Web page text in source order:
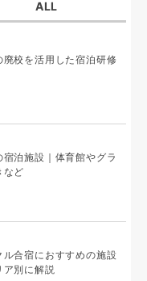
ALL
校を活用した宿泊研修
泊施設｜体育館やグラ
など
ル合宿におすすめの施設
ア別に解説